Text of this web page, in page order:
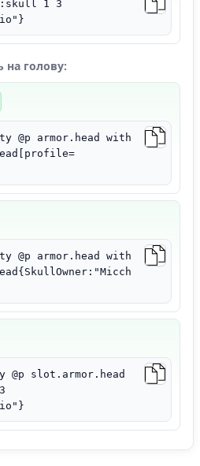
1 3
на голову:
@p armor.head with
@p armor.head with
slot.armor.head